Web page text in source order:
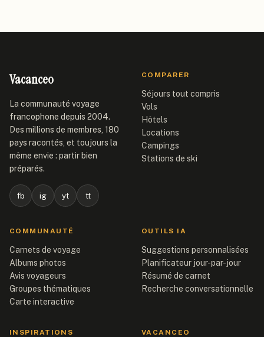
Vacanceo
La communauté voyage
francophone depuis 2004.
Des millions de membres, 180
pays racontés, et toujours la
même envie : partir bien
préparés.
fb ig yt tt
COMPARER
Séjours tout compris
Vols
Hôtels
Locations
Campings
Stations de ski
COMMUNAUTÉ
Carnets de voyage
Albums photos
Avis voyageurs
Groupes thématiques
Carte interactive
OUTILS IA
Suggestions personnalisées
Planificateur jour-par-jour
Résumé de carnet
Recherche conversationnelle
INSPIRATIONS VACANCEO